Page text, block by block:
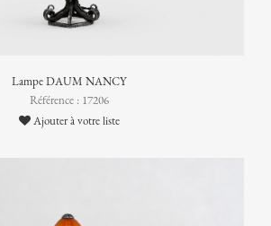
Lampe DAUM NANCY
Référence : 17206
Ajouter à votre liste